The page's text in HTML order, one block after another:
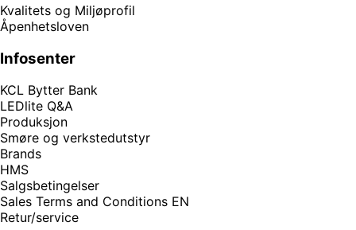
Kvalitets og Miljøprofil
Åpenhetsloven
Infosenter
KCL Bytter Bank
LEDlite Q&A
Produksjon
Smøre og verkstedutstyr
Brands
HMS
Salgsbetingelser
Sales Terms and Conditions EN
Retur/service